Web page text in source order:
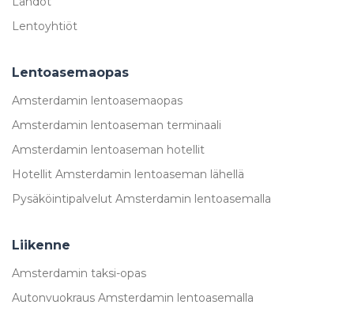
Lentoyhtiöt
Lentoasemaopas
Amsterdamin lentoasemaopas
Amsterdamin lentoaseman terminaali
Amsterdamin lentoaseman hotellit
Hotellit Amsterdamin lentoaseman lähellä
Pysäköintipalvelut Amsterdamin lentoasemalla
Liikenne
Amsterdamin taksi-opas
Autonvuokraus Amsterdamin lentoasemalla